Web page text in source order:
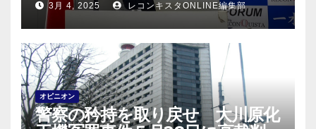
3月 4, 2025 レコンキスタONLINE編集部
オピニオン
警察の矜持を取り戻せ 大川原化